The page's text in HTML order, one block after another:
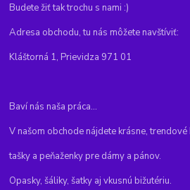
Budete žiť tak trochu s nami :)
Adresa obchodu, tu nás môžete navštíviť:
Kláštorná 1, Prievidza 971 01
Baví nás naša práca...
V našom obchode nájdete krásne, trendové
tašky a peňaženky pre dámy a pánov.
Opasky, šáliky, šatky aj vkusnú bižutériu.